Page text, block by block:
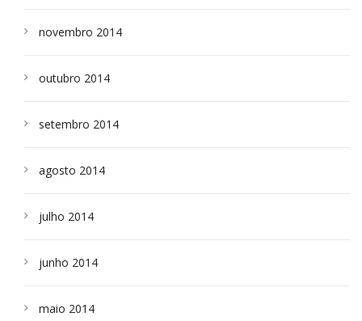
novembro 2014
outubro 2014
setembro 2014
agosto 2014
julho 2014
junho 2014
maio 2014